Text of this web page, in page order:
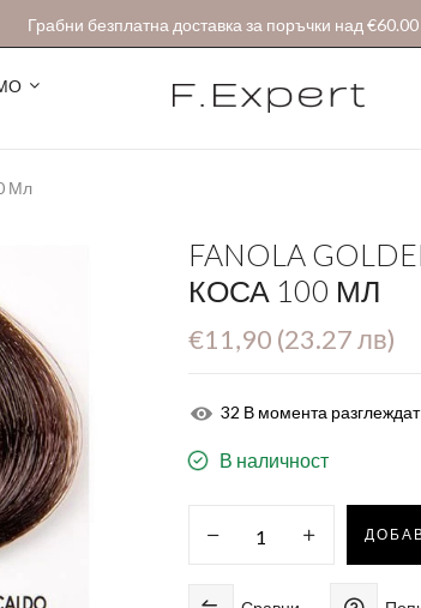
Грабни безплатна доставка за поръчки над
Мл
FANOLA
КОСА 100 МЛ
€11,90 (23.27 лв)
32 В момента разглеждат
В наличност